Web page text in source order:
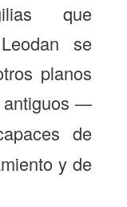
que
se
planos
antiguos—
de
y de